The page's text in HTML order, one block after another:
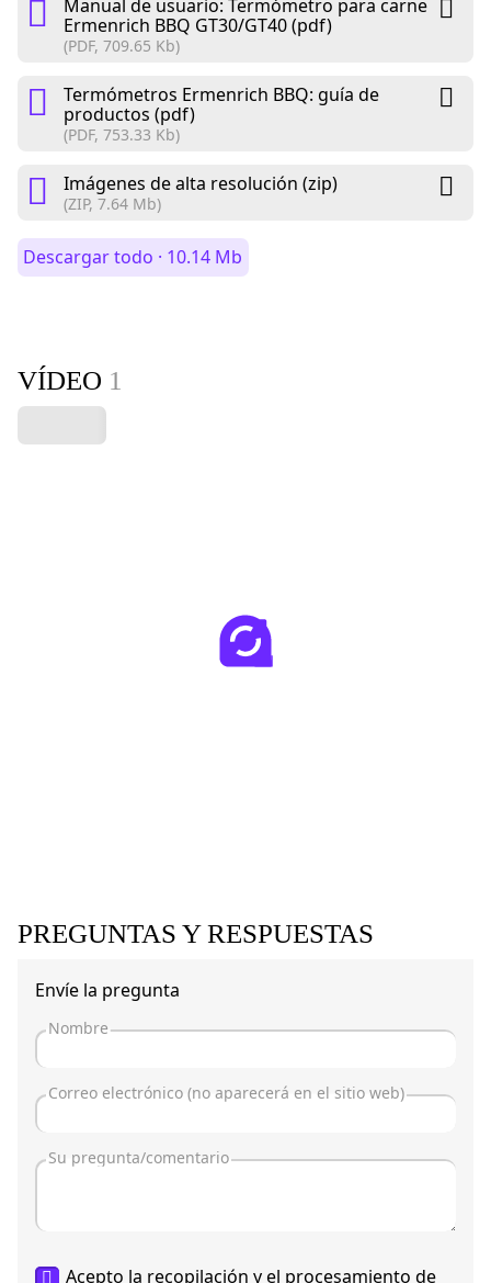
Manual de usuario: Termómetro para carne
Ermenrich BBQ GT30/GT40 (pdf)
(PDF, 709.65 Kb)
Termómetros Ermenrich BBQ: guía de
productos (pdf)
(PDF, 753.33 Kb)
Imágenes de alta resolución (zip)
(ZIP, 7.64 Mb)
Descargar todo · 10.14 Mb
VÍDEO 1
PREGUNTAS Y RESPUESTAS
Envíe la pregunta
Acepto la recopilación y el procesamiento de